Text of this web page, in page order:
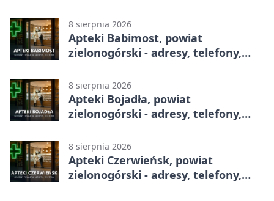
8 sierpnia 2026
Apteki Babimost, powiat
zielonogórski - adresy, telefony,
8 sierpnia 2026
Apteki Bojadła, powiat
zielonogórski - adresy, telefony,
8 sierpnia 2026
Apteki Czerwieńsk, powiat
zielonogórski - adresy, telefony,